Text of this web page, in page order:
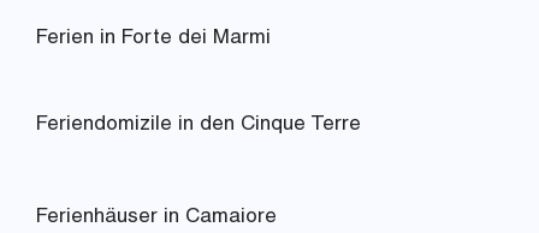
Ferien in Forte dei Marmi
Feriendomizile in den Cinque Terre
Ferienhäuser in Camaiore